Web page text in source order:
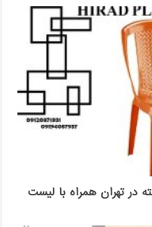
تهران همراه با لیست